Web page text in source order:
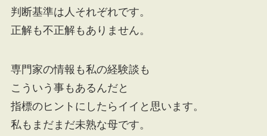
判断基準は人それぞれです。
正解も不正解もありません。
専門家の情報も私の経験談も
こういう事もあるんだと
指標のヒントにしたらイイと思います。
私もまだまだ未熟な母です。